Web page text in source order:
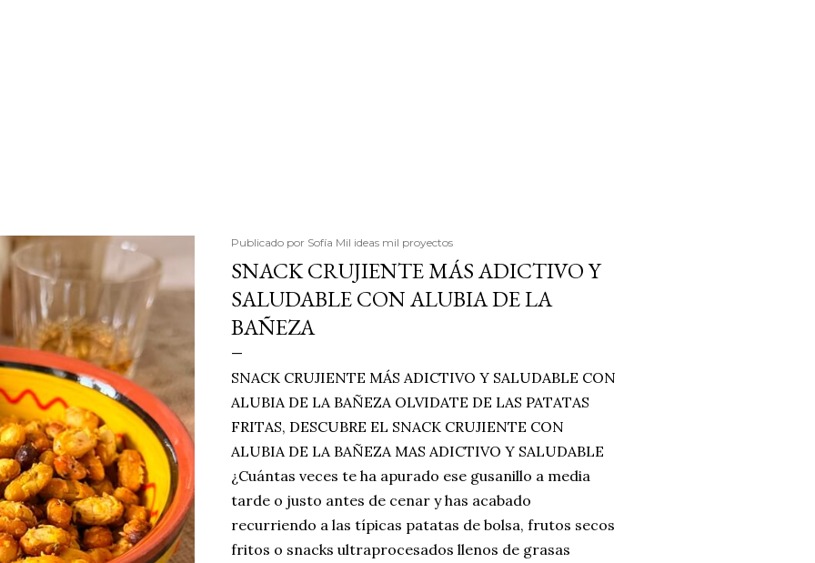
Publicado por Sofía Mil ideas mil proyectos
SNACK CRUJIENTE MÁS ADICTIVO Y
SALUDABLE CON ALUBIA DE LA
BAÑEZA
SNACK CRUJIENTE MÁS ADICTIVO Y SALUDABLE CON
ALUBIA DE LA BAÑEZA OLVIDATE DE LAS PATATAS
FRITAS, DESCUBRE EL SNACK CRUJIENTE CON
ALUBIA DE LA BAÑEZA MAS ADICTIVO Y SALUDABLE
¿Cuántas veces te ha apurado ese gusanillo a media
tarde o justo antes de cenar y has acabado
recurriendo a las típicas patatas de bolsa, frutos secos
fritos o snacks ultraprocesados llenos de grasas